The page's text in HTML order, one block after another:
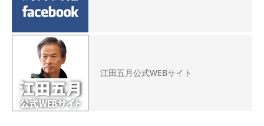
江田五月公式WEBサイト